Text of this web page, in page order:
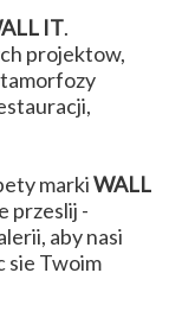
IT.
projektow,
markiWALL
przeslij -
aby nasi
sie Twoim